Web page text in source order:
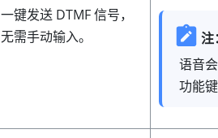
一键发送 DTMF 信号，
无需手动输入。
注
语音
功能